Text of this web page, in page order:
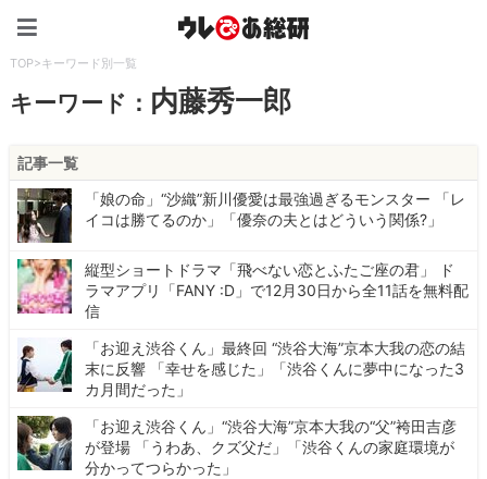
TOP>キーワード別一覧
キーワード： 内藤秀一郎
記事一覧
「娘の命」“沙織”新川優愛は最強過ぎるモンスター 「レ
イコは勝てるのか」「優奈の夫とはどういう関係?」
縦型ショートドラマ「飛べない恋とふたご座の君」 ド
ラマアプリ「FANY :D」で12月30日から全11話を無料配
信
「お迎え渋谷くん」最終回 “渋谷大海”京本大我の恋の結
末に反響 「幸せを感じた」「渋谷くんに夢中になった3
カ月間だった」
「お迎え渋谷くん」“渋谷大海”京本大我の“父”袴田吉彦
が登場 「うわあ、クズ父だ」「渋谷くんの家庭環境が
分かってつらかった」